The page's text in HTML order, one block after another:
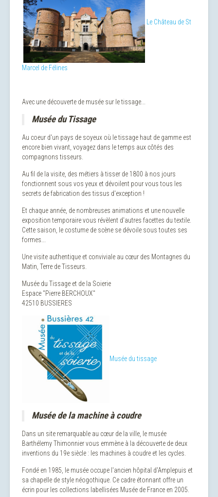
Le Château de St
Marcel de Félines
Avec une découverte de musée sur le tissage...
Musée du Tissage
Au coeur d'un pays de soyeux où le tissage haut de gamme est
encore bien vivant, voyagez dans le temps aux côtés des
compagnons tisseurs.
Au fil de la visite, des métiers à tisser de 1800 à nos jours
fonctionnent sous vos yeux et dévoilent pour vous tous les
secrets de fabrication des tissus d'exception !
Et chaque année, de nombreuses animations et une nouvelle
exposition temporaire vous révèlent d'autres facettes du textile.
Cette saison, le costume de scène se dévoile sous toutes ses
formes...
Une visite authentique et conviviale au cœur des Montagnes du
Matin, Terre de Tisseurs.
Musée du Tissage et de la Soierie
Espace "Pierre BERCHOUX"
42510 BUSSIERES
Musée du tissage
Musée de la machine à coudre
Dans un site remarquable au cœur de la ville, le musée
Barthélemy Thimonnier vous emmène à la découverte de deux
inventions du 19e siècle : les machines à coudre et les cycles.
Fondé en 1985, le musée occupe l'ancien hôpital d'Amplepuis et
sa chapelle de style néogothique. Ce cadre étonnant offre un
écrin pour les collections labellisées Musée de France en 2005.